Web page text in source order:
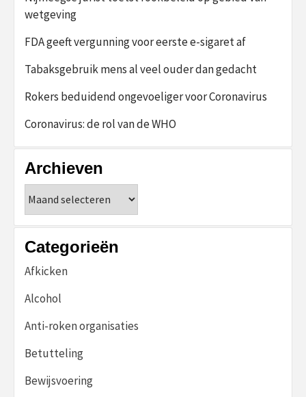
wetgeving
FDA geeft vergunning voor eerste e-sigaret af
Tabaksgebruik mens al veel ouder dan gedacht
Rokers beduidend ongevoeliger voor Coronavirus
Coronavirus: de rol van de WHO
Archieven
Categorieën
Afkicken
Alcohol
Anti-roken organisaties
Betutteling
Bewijsvoering